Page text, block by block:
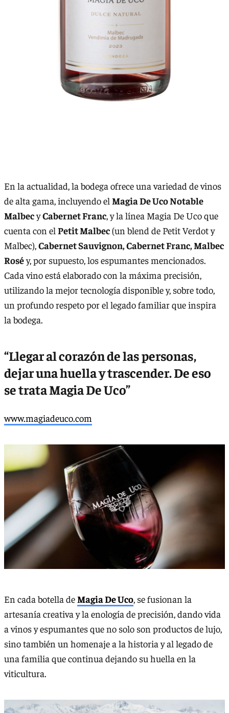
En la actualidad, la bodega ofrece una variedad de vinos
de alta gama, incluyendo el Magia De Uco Notable
MalbecyCabernet Franc, y la línea Magia De Uco que
cuenta con el Petit Malbec(un blend de Petit Verdot y
Malbec),Cabernet Sauvignon, Cabernet Franc, Malbec
Roséy, por supuesto, los espumantes mencionados.
Cada vino está elaborado con la máxima precisión,
utilizando la mejor tecnología disponible y, sobre todo,
un profundo respeto por el legado familiar que inspira
la bodega.
“Llegar al corazón de las personas,
dejar una huella y trascender. De eso
se trata Magia De Uco”
www.magiadeuco.com
En cada botella deMagia De Uco, se fusionan la
artesanía creativa y la enología de precisión, dando vida
a vinos y espumantes que no solo son productos de lujo,
sino también un homenaje a la historia y al legado de
una familia que continua dejando su huella en la
viticultura.